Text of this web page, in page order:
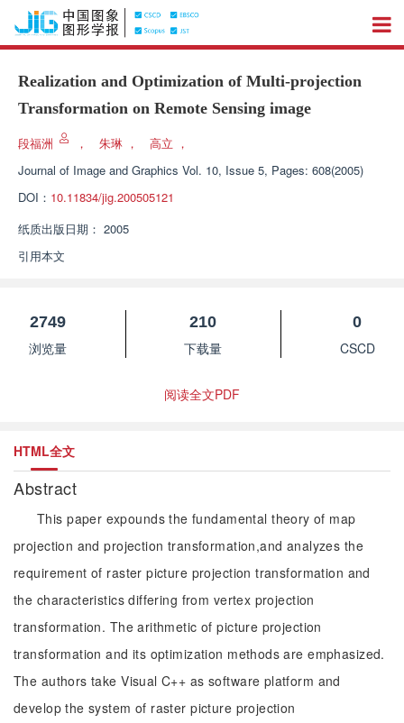
Realization and Optimization of Multi-projection
Transformation on Remote Sensing image
段福洲 ， 朱琳 ， 高立 ，
Journal of Image and Graphics Vol. 10, Issue 5, Pages: 608(2005)
DOI： 10.11834/jig.200505121
纸质出版日期： 2005
引用本文
2749
浏览量
210
下载量
0
CSCD
阅读全文PDF
HTML全文
Abstract
This paper expounds the fundamental theory of map
projection and projection transformation,and analyzes the
requirement of raster picture projection transformation and
the characteristics differing from vertex projection
transformation. The arithmetic of picture projection
transformation and its optimization methods are emphasized.
The authors take Visual C++ as software platform and
develop the system of raster picture projection